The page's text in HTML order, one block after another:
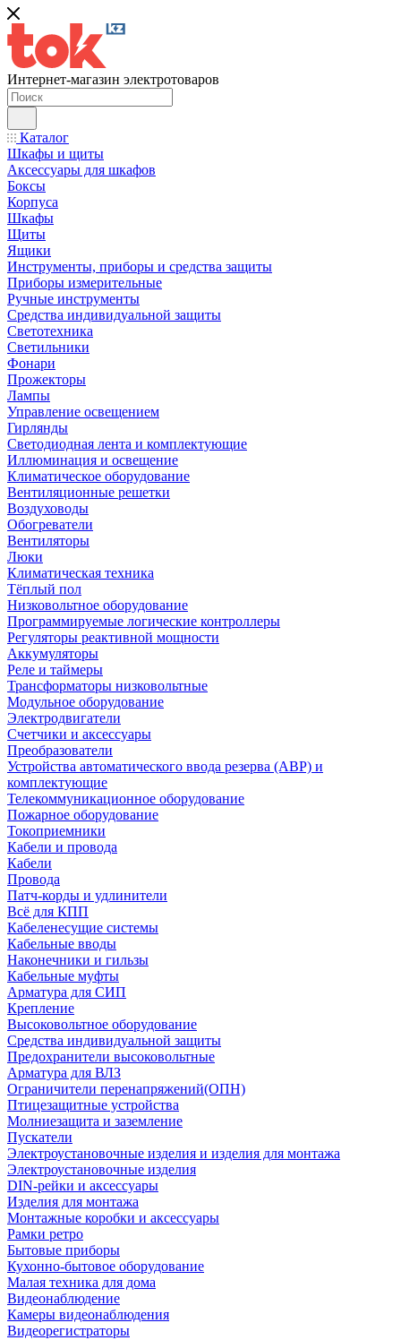
Интернет-магазин электротоваров
Каталог
Шкафы и щиты
Аксессуары для шкафов
Боксы
Корпуса
Шкафы
Щиты
Ящики
Инструменты, приборы и средства защиты
Приборы измерительные
Ручные инструменты
Средства индивидуальной защиты
Светотехника
Светильники
Фонари
Прожекторы
Лампы
Управление освещением
Гирлянды
Светодиодная лента и комплектующие
Иллюминация и освещение
Климатическое оборудование
Вентиляционные решетки
Воздуховоды
Обогреватели
Вентиляторы
Люки
Климатическая техника
Тёплый пол
Низковольтное оборудование
Программируемые логические контроллеры
Регуляторы реактивной мощности
Аккумуляторы
Реле и таймеры
Трансформаторы низковольтные
Модульное оборудование
Электродвигатели
Счетчики и аксессуары
Преобразователи
Устройства автоматического ввода резерва (АВР) и
комплектующие
Телекоммуникационное оборудование
Пожарное оборудование
Токоприемники
Кабели и провода
Кабели
Провода
Патч-корды и удлинители
Всё для КПП
Кабеленесущие системы
Кабельные вводы
Наконечники и гильзы
Кабельные муфты
Арматура для СИП
Крепление
Высоковольтное оборудование
Средства индивидуальной защиты
Предохранители высоковольтные
Арматура для ВЛЗ
Ограничители перенапряжений(ОПН)
Птицезащитные устройства
Молниезащита и заземление
Пускатели
Электроустановочные изделия и изделия для монтажа
Электроустановочные изделия
DIN-рейки и аксессуары
Изделия для монтажа
Монтажные коробки и аксессуары
Рамки ретро
Бытовые приборы
Кухонно-бытовое оборудование
Малая техника для дома
Видеонаблюдение
Камеры видеонаблюдения
Видеорегистраторы